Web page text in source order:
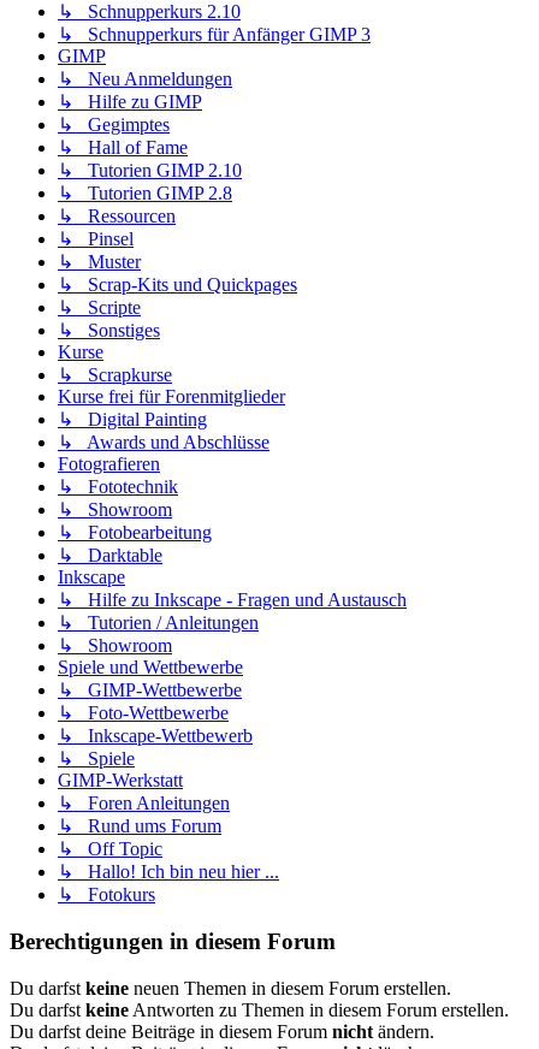
↳ Schnupperkurs 2.10
↳ Schnupperkurs für Anfänger GIMP 3
GIMP
↳ Neu Anmeldungen
↳ Hilfe zu GIMP
↳ Gegimptes
↳ Hall of Fame
↳ Tutorien GIMP 2.10
↳ Tutorien GIMP 2.8
↳ Ressourcen
↳ Pinsel
↳ Muster
↳ Scrap-Kits und Quickpages
↳ Scripte
↳ Sonstiges
Kurse
↳ Scrapkurse
Kurse frei für Forenmitglieder
↳ Digital Painting
↳ Awards und Abschlüsse
Fotografieren
↳ Fototechnik
↳ Showroom
↳ Fotobearbeitung
↳ Darktable
Inkscape
↳ Hilfe zu Inkscape - Fragen und Austausch
↳ Tutorien / Anleitungen
↳ Showroom
Spiele und Wettbewerbe
↳ GIMP-Wettbewerbe
↳ Foto-Wettbewerbe
↳ Inkscape-Wettbewerb
↳ Spiele
GIMP-Werkstatt
↳ Foren Anleitungen
↳ Rund ums Forum
↳ Off Topic
↳ Hallo! Ich bin neu hier ...
↳ Fotokurs
Berechtigungen in diesem Forum
Du darfst keine neuen Themen in diesem Forum erstellen.
Du darfst keine Antworten zu Themen in diesem Forum erstellen.
Du darfst deine Beiträge in diesem Forum nicht ändern.